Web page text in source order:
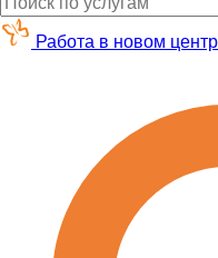
Работа в новом